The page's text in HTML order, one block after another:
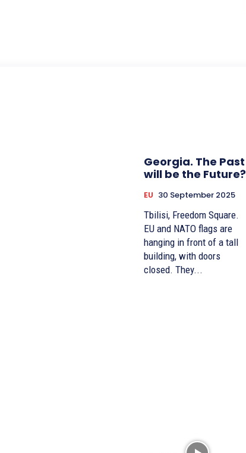
Georgia. The Past
will be the Future?
EU 30 September 2025
Tbilisi, Freedom Square.
EU and NATO flags are
hanging in front of a tall
building, with doors
closed. They...